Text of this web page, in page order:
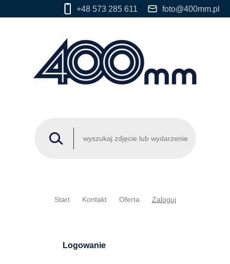
+48 573 285 611 foto@400mm.pl
Start Kontakt Oferta Zaloguj
Logowanie